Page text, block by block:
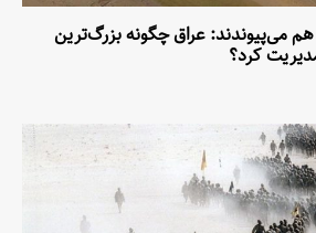
می‌پیوندند: عراق چگونه بزرگ‌ترین
کرد؟